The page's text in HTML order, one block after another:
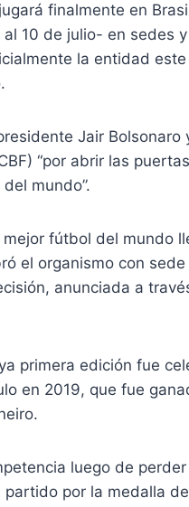
finalmente en
10 de julio- en sedes
la entidad
Jair Bolsonaro
“por abrir las
mundo”.
mejor fútbol del mundo
el organismo con
anunciada a
primera edición fue
en 2019, que fue
luego de perder
por la medalla